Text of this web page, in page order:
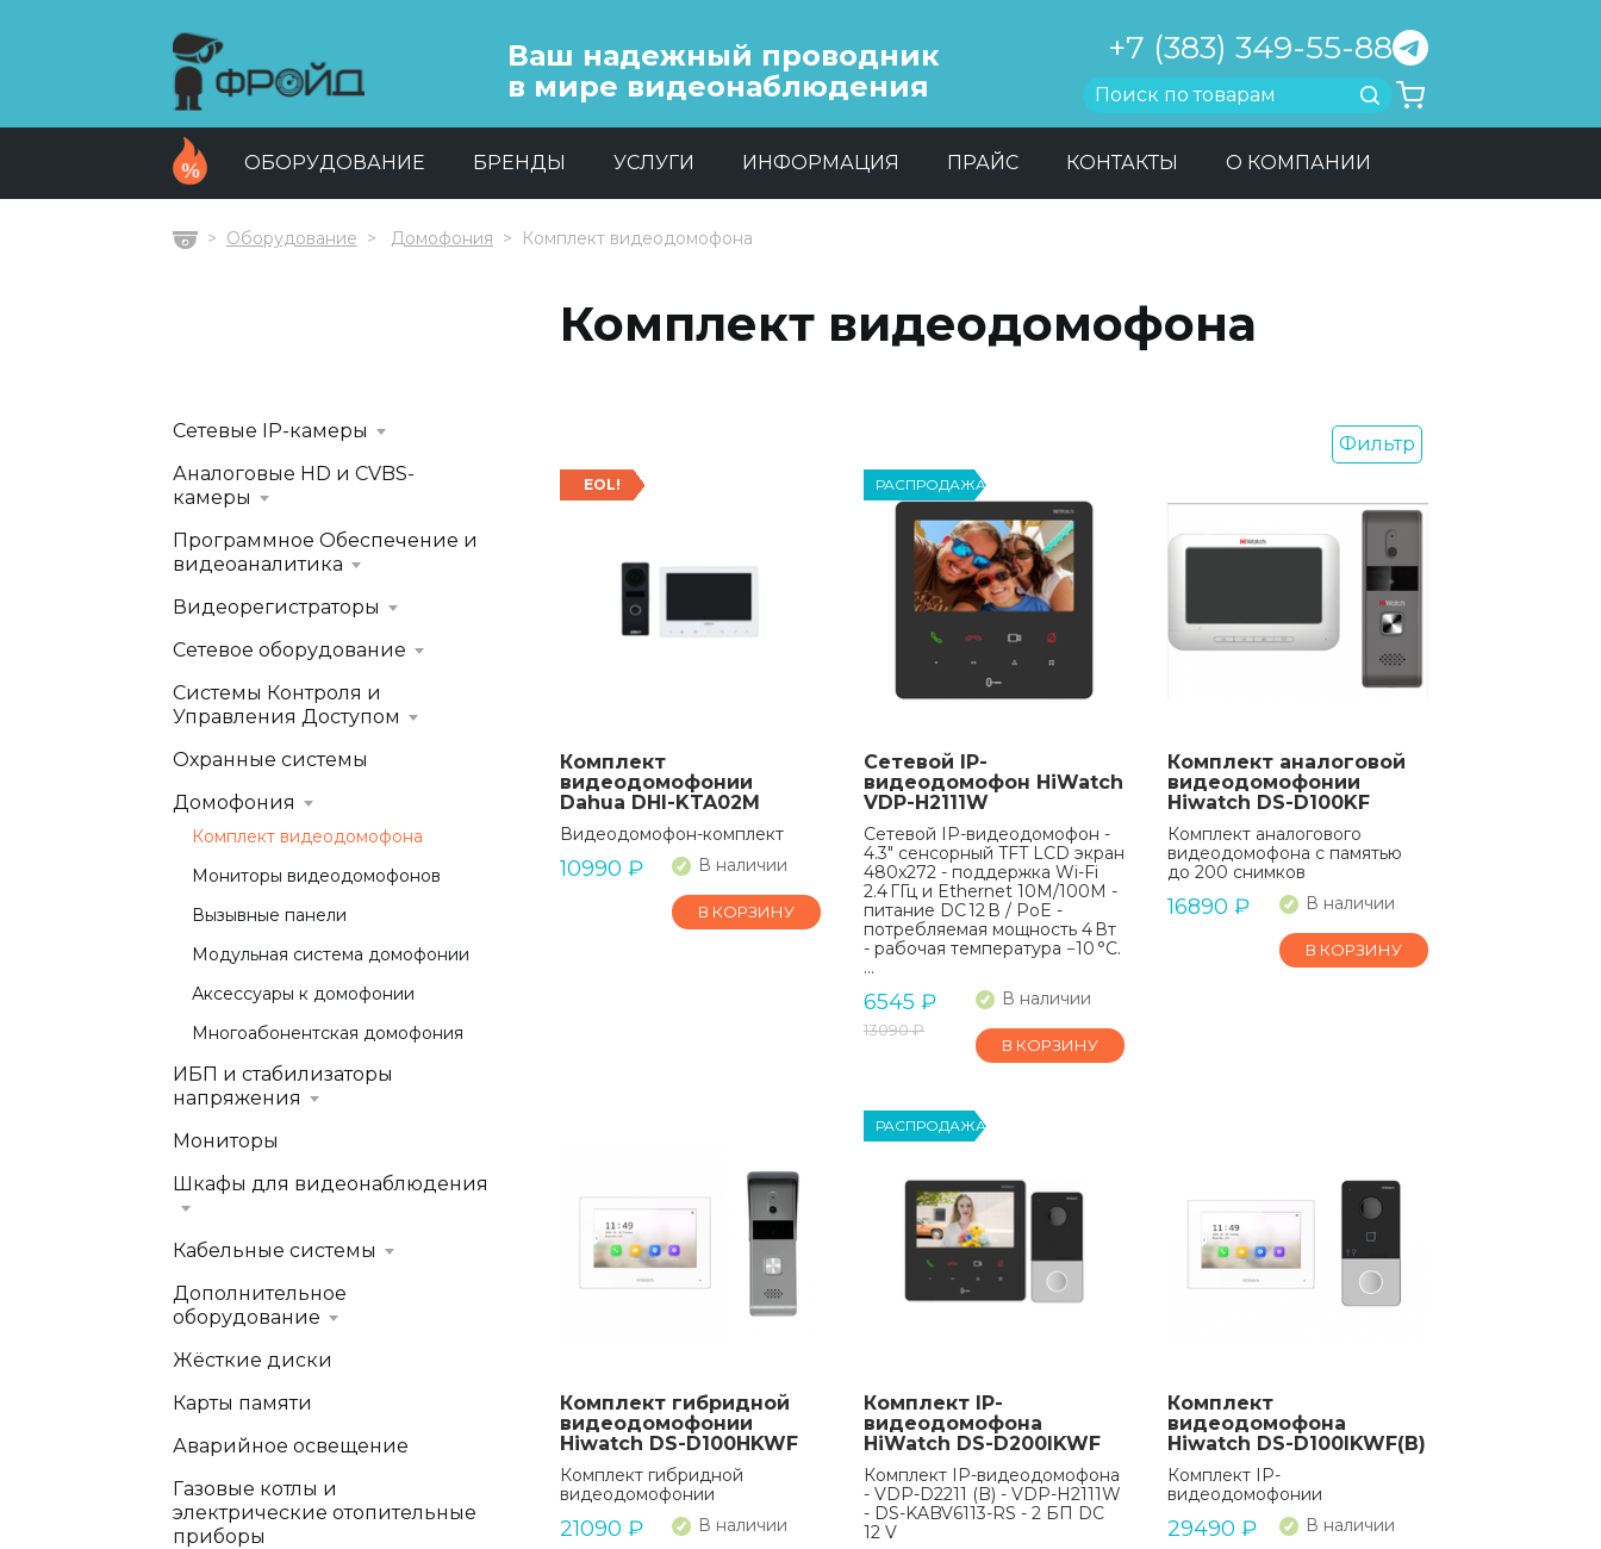
Ваш надежный проводник
в мире видеонаблюдения
+7 (383) 349-55-88
Найти
ОБОРУДОВАНИЕ БРЕНДЫ УСЛУГИ ИНФОРМАЦИЯ ПРАЙС КОНТАКТЫ О КОМПАНИИ
ГлавнаяОборудование Домофония Комплект видеодомофона
Комплект видеодомофона
Фильтр
EOL!
Комплект
видеодомофонии
Dahua DHI-KTA02M
Видеодомофон-комплект
10990 ₽ В наличии
В КОРЗИНУ
РАСПРОДАЖА
Сетевой IP-
видеодомофон HiWatch
VDP-H2111W
Сетевой IP-видеодомофон -
4.3" сенсорный TFT LCD экран
480x272 - поддержка Wi-Fi
2.4 ГГц и Ethernet 10M/100M -
питание DC 12 В / PoE -
потребляемая мощность 4 Вт
- рабочая температура −10 °C.
…
6545 ₽
13090₽
В наличии
В КОРЗИНУ
Комплект аналоговой
видеодомофонии
Hiwatch DS-D100KF
Комплект аналогового
видеодомофона c памятью
до 200 снимков
16890 ₽ В наличии
В КОРЗИНУ
Комплект гибридной
видеодомофонии
Hiwatch DS-D100HKWF
Комплект гибридной
видеодомофонии
21090 ₽ В наличии
РАСПРОДАЖА
Комплект IP-
видеодомофона
HiWatch DS-D200IKWF
Комплект IP-видеодомофона
- VDP-D2211 (B) - VDP-H2111W
- DS-KABV6113-RS - 2 БП DC
12 V
Комплект
видеодомофона
Hiwatch DS-D100IKWF(B)
Комплект IP-
видеодомофонии
29490 ₽ В наличии
Сетевые IP-камеры
Аналоговые HD и CVBS-
камеры
Программное Обеспечение и
видеоаналитика
Видеорегистраторы
Сетевое оборудование
Системы Контроля и
Управления Доступом
Охранные системы
Домофония
Комплект видеодомофона
Мониторы видеодомофонов
Вызывные панели
Модульная система домофонии
Аксессуары к домофонии
Многоабонентская домофония
ИБП и стабилизаторы
напряжения
Мониторы
Шкафы для видеонаблюдения
Кабельные системы
Дополнительное
оборудование
Жёсткие диски
Карты памяти
Аварийное освещение
Газовые котлы и
электрические отопительные
приборы